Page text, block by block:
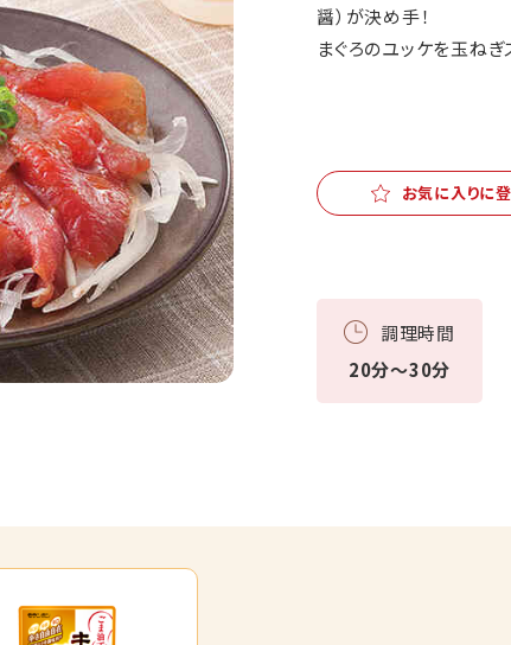
醤）が決め手！
まぐろのユッケを玉ねぎ
お気に入りに
調理時間
20分～30分